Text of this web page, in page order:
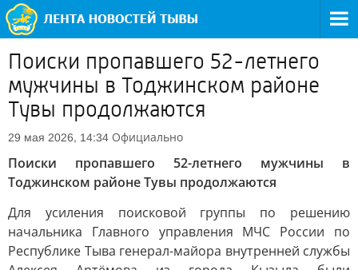
Поиски пропавшего 52-летнего
мужчины в Тоджинском районе
Тувы продолжаются
29 мая 2026, 14:34 Официально
Поиски пропавшего 52-летнего мужчины в
Тоджинском районе Тувы продолжаются
Для усиления поисковой группы по решению
начальника Главного управления МЧС России по
Республике Тыва генерал-майора внутренней службы